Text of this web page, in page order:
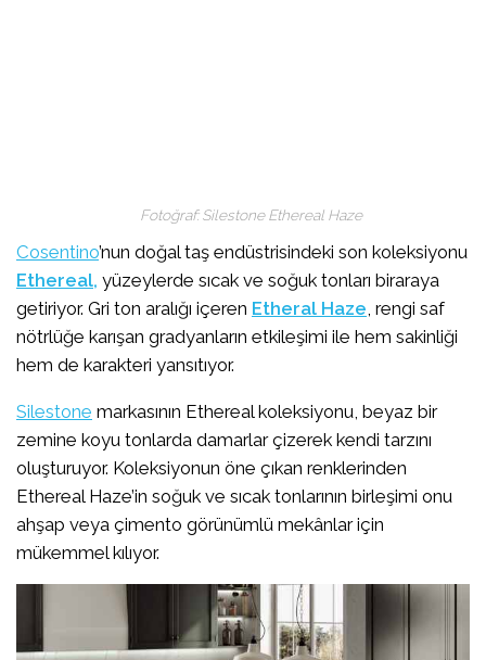
Fotoğraf: Silestone Ethereal Haze
Cosentino’nun doğal taş endüstrisindeki son koleksiyonu
Ethereal, yüzeylerde sıcak ve soğuk tonları biraraya
getiriyor. Gri ton aralığı içeren Etheral Haze, rengi saf
nötrlüğe karışan gradyanların etkileşimi ile hem sakinliği
hem de karakteri yansıtıyor.
Silestone markasının Ethereal koleksiyonu, beyaz bir
zemine koyu tonlarda damarlar çizerek kendi tarzını
oluşturuyor. Koleksiyonun öne çıkan renklerinden
Ethereal Haze’in soğuk ve sıcak tonlarının birleşimi onu
ahşap veya çimento görünümlü mekânlar için
mükemmel kılıyor.